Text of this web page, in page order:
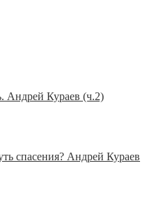
Андрей Кураев (ч.2)
спасения? Андрей Кураев